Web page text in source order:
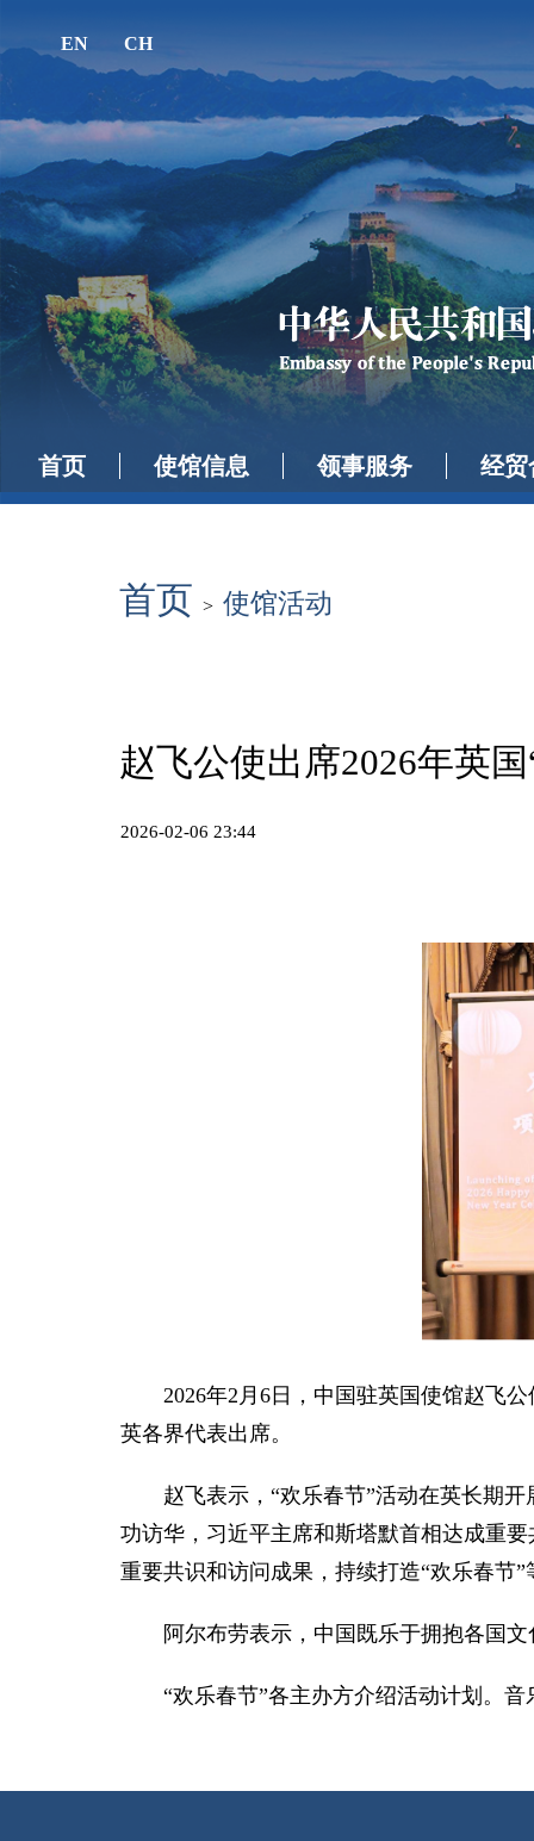
EN CH
首页 使馆信息 领事服务 经贸
首页 > 使馆活动
赵飞公使出席2026年英
2026-02-06 23:44
2026年2月6日，中国驻英国使馆赵飞
英各界代表出席。
赵飞表示，“欢乐春节”活动在英长期
功访华，习近平主席和斯塔默首相达成重
重要共识和访问成果，持续打造“欢乐春节
阿尔布劳表示，中国既乐于拥抱各国
“欢乐春节”各主办方介绍活动计划。